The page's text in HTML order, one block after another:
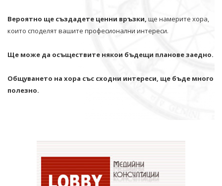
Вероятно ще създадете ценни връзки, ще намерите хора,
които споделят вашите професионални интереси.
Ще може да осъществите някои бъдещи планове заедно.
Общуването на хора със сходни интереси, ще бъде много
полезно.